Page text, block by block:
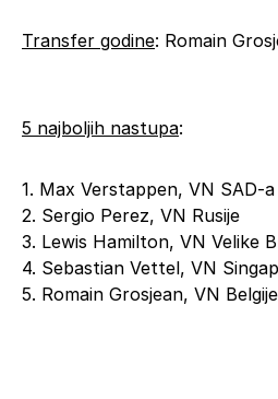
Transfer godine: Romain
5 najboljih nastupa:
1. Max Verstappen, VN SAD-a
2. Sergio Perez, VN Rusije
3. Lewis Hamilton, VN Velike
4. Sebastian Vettel, VN
5. Romain Grosjean, VN Belgije